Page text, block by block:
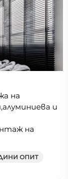
на
и
на
ОПИТ